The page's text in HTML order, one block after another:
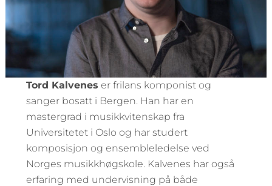
Tord Kalvenes er frilans komponist og
sanger bosatt i Bergen. Han har en
mastergrad i musikkvitenskap fra
Universitetet i Oslo og har studert
komposisjon og ensembleledelse ved
Norges musikkhøgskole. Kalvenes har også
erfaring med undervisning på både